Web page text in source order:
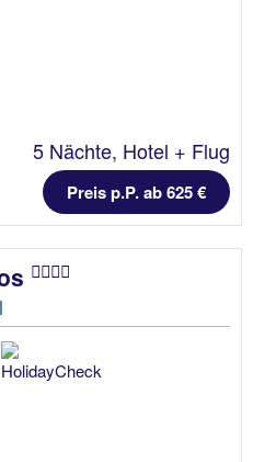
5 Nächte, Hotel + Flug
Preis p.P. ab 625 €